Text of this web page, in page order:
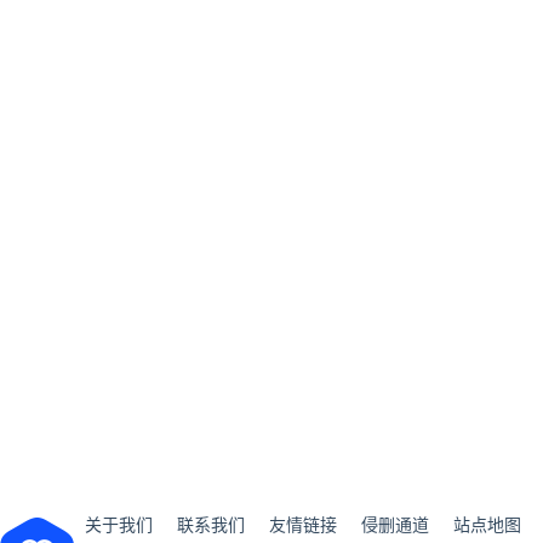
关于我们 联系我们 友情链接 侵删通道 站点地图